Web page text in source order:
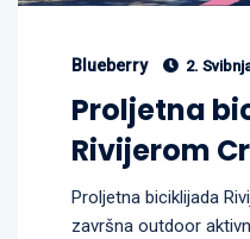
Blueberry 2.
Proljetna
Rivijerom
Proljetna biciklijada
završna outdoor